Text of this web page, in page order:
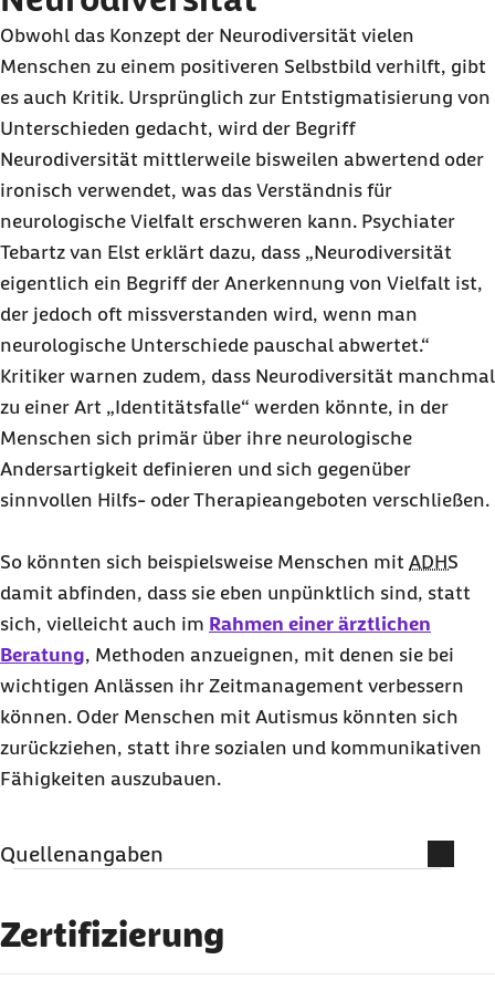
Obwohl das Konzept der Neurodiversität vielen
Menschen zu einem positiveren Selbstbild verhilft, gibt
es auch Kritik. Ursprünglich zur Entstigmatisierung von
Unterschieden gedacht, wird der Begriff
Neurodiversität mittlerweile bisweilen abwertend oder
ironisch verwendet, was das Verständnis für
neurologische Vielfalt erschweren kann. Psychiater
Tebartz van Elst erklärt dazu, dass „Neurodiversität
eigentlich ein Begriff der Anerkennung von Vielfalt ist,
der jedoch oft missverstanden wird, wenn man
neurologische Unterschiede pauschal abwertet.“
Kritiker warnen zudem, dass Neurodiversität manchmal
zu einer Art „Identitätsfalle“ werden könnte, in der
Menschen sich primär über ihre neurologische
Andersartigkeit definieren und sich gegenüber
sinnvollen Hilfs- oder Therapieangeboten verschließen.
So könnten sich beispielsweise Menschen mit ADHS
damit abfinden, dass sie eben unpünktlich sind, statt
sich, vielleicht auch im Rahmen einer ärztlichen
Beratung, Methoden anzueignen, mit denen sie bei
wichtigen Anlässen ihr Zeitmanagement verbessern
können. Oder Menschen mit Autismus könnten sich
zurückziehen, statt ihre sozialen und kommunikativen
Fähigkeiten auszubauen.
Quellenangaben
Informationen
Developmental Adult Neurodiversity
Zertifizierung